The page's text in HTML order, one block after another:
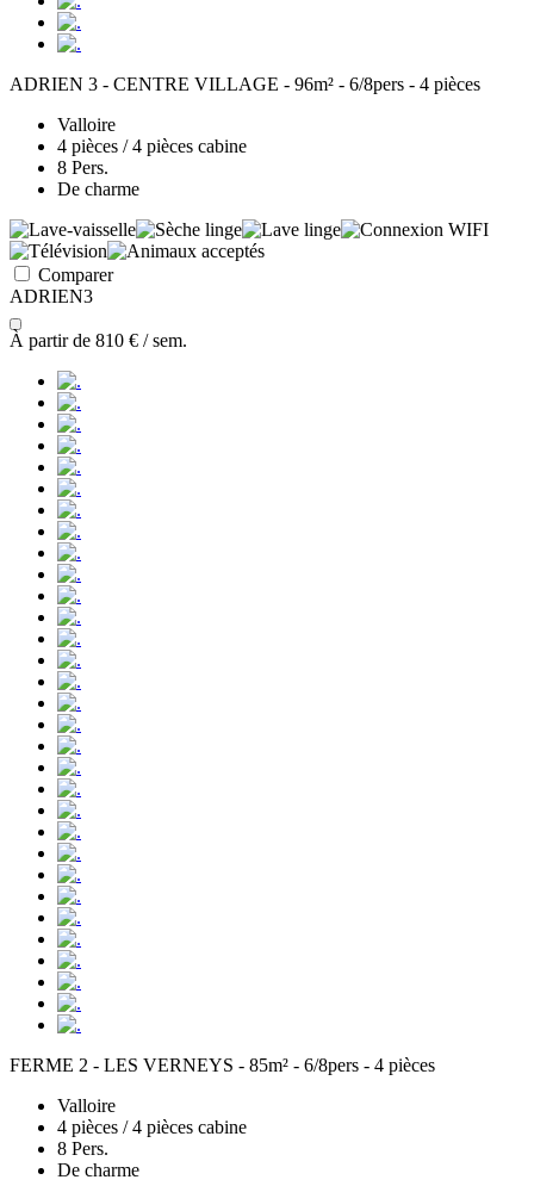
ADRIEN 3 - CENTRE VILLAGE - 96m² - 6/8pers - 4 pièces
Valloire
4 pièces / 4 pièces cabine
8 Pers.
De charme
Comparer
ADRIEN3
À partir de 810 € / sem.
FERME 2 - LES VERNEYS - 85m² - 6/8pers - 4 pièces
Valloire
4 pièces / 4 pièces cabine
8 Pers.
De charme